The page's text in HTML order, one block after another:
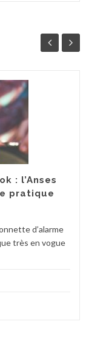
: l’Anses
pratique
d’alarme
très en vogue